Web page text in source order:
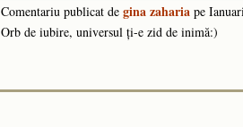
Comentariu publicat de gina zaharia pe
Orb de iubire, universul ți-e zid de inimă:)